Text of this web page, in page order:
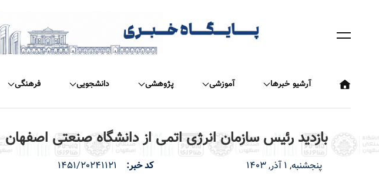
آرشیو خبرها آموزشی پژوهشی دانشجویی فرهنگی
بازدید رئیس سازمان انرژی اتمی از دانشگاه صنعتی اصفهان
پنجشنبه, 1 آذر, 1403 کد خبر 1451/20241121